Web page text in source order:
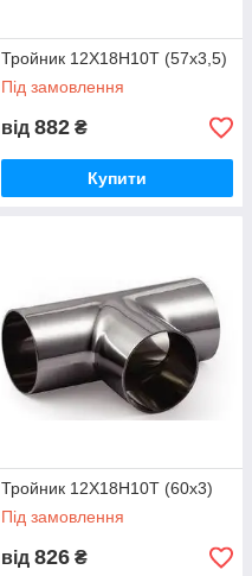
Тройник 12Х18Н10Т (57х3,5)
Під замовлення
від 882 ₴
Купити
Тройник 12Х18Н10Т (60х3)
Під замовлення
від 826 ₴